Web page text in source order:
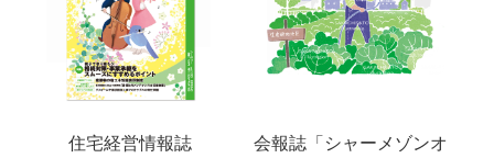
住宅経営情報誌
会報誌「シャーメゾンオ